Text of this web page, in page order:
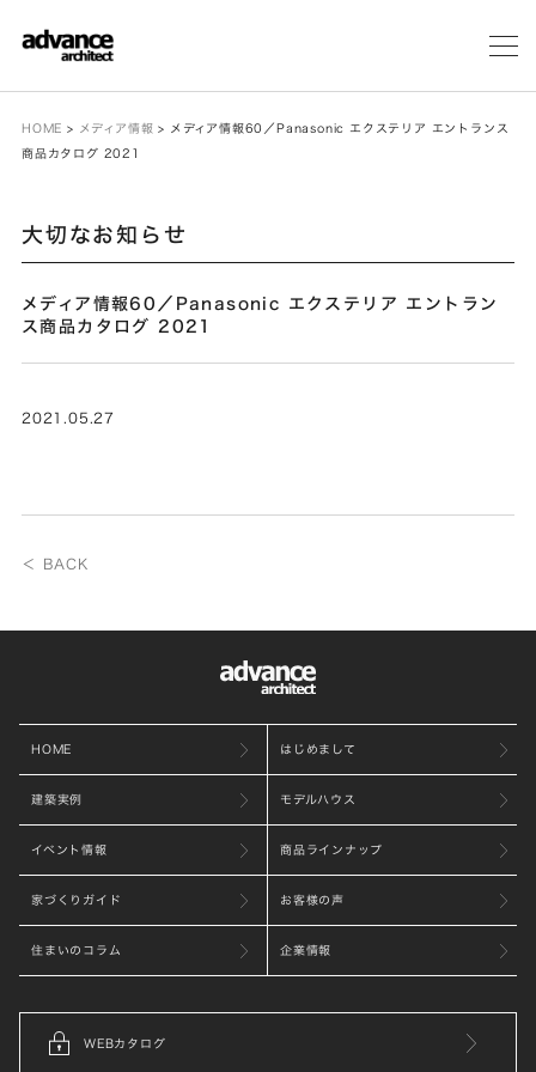
メ
ー
HOME > メディア情報 > メディア情報60／Panasonic エクステリア エントランス
商品カタログ 2021
大切なお知らせ
メディア情報60／Panasonic エクステリア エントラン
ス商品カタログ 2021
2021.05.27
＜ BACK
HOME はじめまして
建築実例 モデルハウス
イベント情報 商品ラインナップ
家づくりガイド お客様の声
住まいのコラム 企業情報
WEBカタログ